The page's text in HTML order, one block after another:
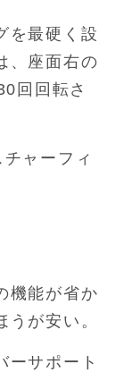
を最硬く設
、座面右の
回回転さ
ャーフィ
機能が省か
が安い。
ーサポート